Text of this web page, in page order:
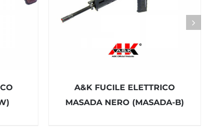
A&K FUCILE ELETTRICO
MASADA NERO (MASADA-B)